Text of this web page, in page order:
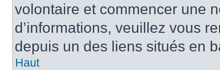
volontaire et commencer une
d’informations, veuillez vous
depuis un des liens situés en
Haut